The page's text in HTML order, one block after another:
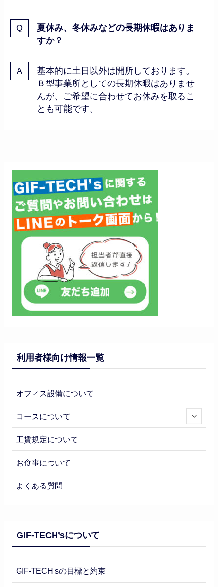
夏休み、冬休みなどの長期休暇はありま
すか？
基本的に土日以外は開所しております。
Ｂ型事業所としての長期休暇はありませ
んが、ご希望に合わせてお休みを取るこ
とも可能です。
利用者様向け情報一覧
オフィス設備について
コースについて
工賃規定について
お食事について
よくある質問
GIF-TECH’sについて
GIF-TECH’sの目標と約束